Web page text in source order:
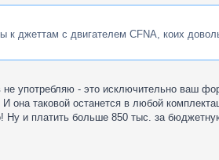
к джеттам с двигателем CFNA, коих
употребляю - это исключительно ваш
она таковой останется в любой
Ну и платить больше 850 тыс. за